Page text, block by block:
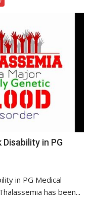
in PG
in PG Medical
has been...